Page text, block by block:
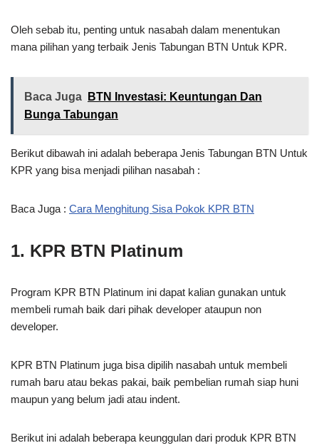
Oleh sebab itu, penting untuk nasabah dalam menentukan
mana pilihan yang terbaik Jenis Tabungan BTN Untuk KPR.
Baca Juga
BTN Investasi: Keuntungan Dan
Bunga Tabungan
Berikut dibawah ini adalah beberapa Jenis Tabungan BTN Untuk
KPR yang bisa menjadi pilihan nasabah :
Baca Juga : Cara Menghitung Sisa Pokok KPR BTN
1. KPR BTN Platinum
Program KPR BTN Platinum ini dapat kalian gunakan untuk
membeli rumah baik dari pihak developer ataupun non
developer.
KPR BTN Platinum juga bisa dipilih nasabah untuk membeli
rumah baru atau bekas pakai, baik pembelian rumah siap huni
maupun yang belum jadi atau indent.
Berikut ini adalah beberapa keunggulan dari produk KPR BTN